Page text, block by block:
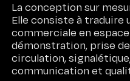
La conception sur
Elle consiste à traduire
commerciale en
démonstration, prise
circulation,
communication et